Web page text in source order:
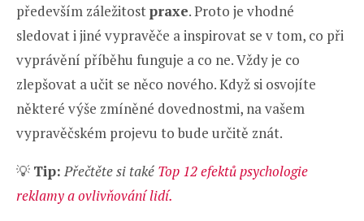
především záležitostpraxe. Proto je vhodné
sledovat i jiné vypravěče a inspirovat se v tom, co při
vyprávění příběhu funguje a co ne. Vždy je co
zlepšovat a učit se něco nového. Když si osvojíte
některé výše zmíněné dovednostmi, na vašem
vypravěčském projevu to bude určitě znát.
💡 Tip: Přečtěte si také Top 12 efektů psychologie
reklamy a ovlivňování lidí.